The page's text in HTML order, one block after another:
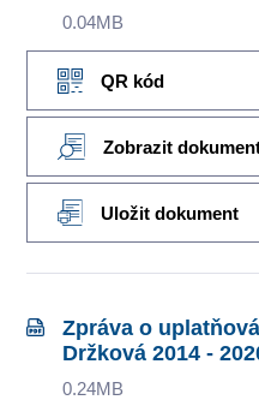
0.04MB
QR kód
Zobrazit
Uložit dokument
Zpráva o
Držková 2014 -
0.24MB